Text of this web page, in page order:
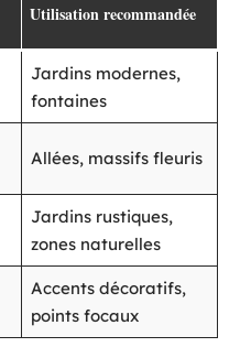
Utilisation recommandée
Jardins modernes,
fontaines
Allées, massifs fleuris
Jardins rustiques,
zones naturelles
Accents décoratifs,
points focaux